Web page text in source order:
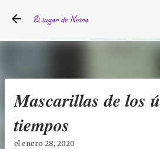
El lugar de Neira
Mascarillas de los
tiempos
el enero 28, 2020